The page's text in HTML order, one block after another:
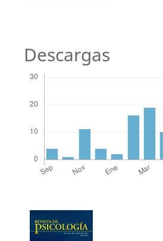
Descargas